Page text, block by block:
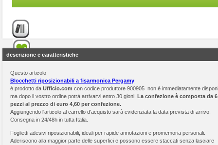
descrizione e caratteristiche
Questo articolo
Blocchetti riposizionabili a fisarmonica Pergamy
è prodotto da Ufficio.com con codice produttore 900905 non è immediatamente
ma dopo il vostro ordine potrà arrivarvi entro 30 gioni. La confezione è composta da 6
pezzi al prezzo di euro 4,60 per confezione.
Aggiungendo l'articolo al carrello d'acquisto sarà evidenziata la data prevista di arrivo.
Consegna in 24/48h in tutta Italia.
Foglietti adesivi riposizionabili, ideali per rapide annotazioni e promemoria personali.
Aderiscono alla maggior parte delle superfici e possono essere staccati senza lasciare